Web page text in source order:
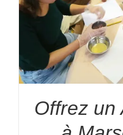
Offrez un